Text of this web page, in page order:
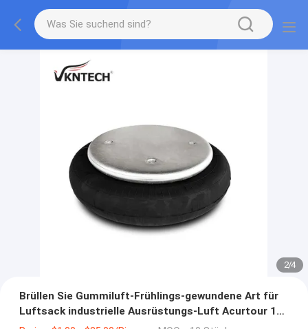
2/4
Brüllen Sie Gummiluft-Frühlings-gewundene Art für
Luftsack industrielle Ausrüstungs-Luft Acurtour 1B